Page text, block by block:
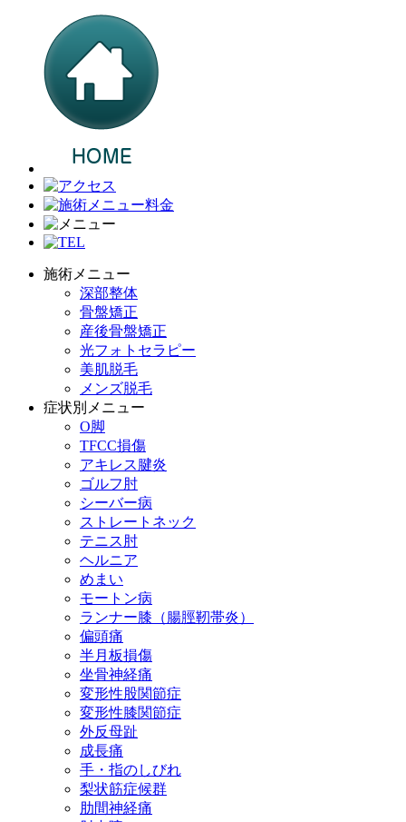
施術メニュー
深部整体
骨盤矯正
産後骨盤矯正
光フォトセラピー
美肌脱毛
メンズ脱毛
症状別メニュー
O脚
TFCC損傷
アキレス腱炎
ゴルフ肘
シーバー病
ストレートネック
テニス肘
ヘルニア
めまい
モートン病
ランナー膝（腸脛靭帯炎）
偏頭痛
半月板損傷
坐骨神経痛
変形性股関節症
変形性膝関節症
外反母趾
成長痛
手・指のしびれ
梨状筋症候群
肋間神経痛